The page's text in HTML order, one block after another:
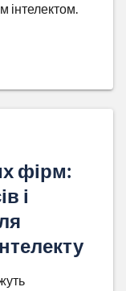
інтелектом.
фірм:
і